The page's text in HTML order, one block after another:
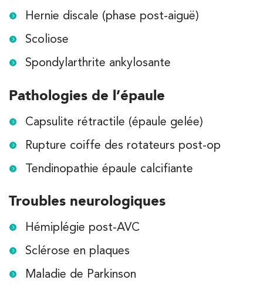
Hernie discale (phase post-aiguë)
Scoliose
Spondylarthrite ankylosante
Pathologies de l’épaule
Capsulite rétractile (épaule gelée)
Rupture coiffe des rotateurs post-op
Tendinopathie épaule calcifiante
Troubles neurologiques
Hémiplégie post-AVC
Sclérose en plaques
Maladie de Parkinson